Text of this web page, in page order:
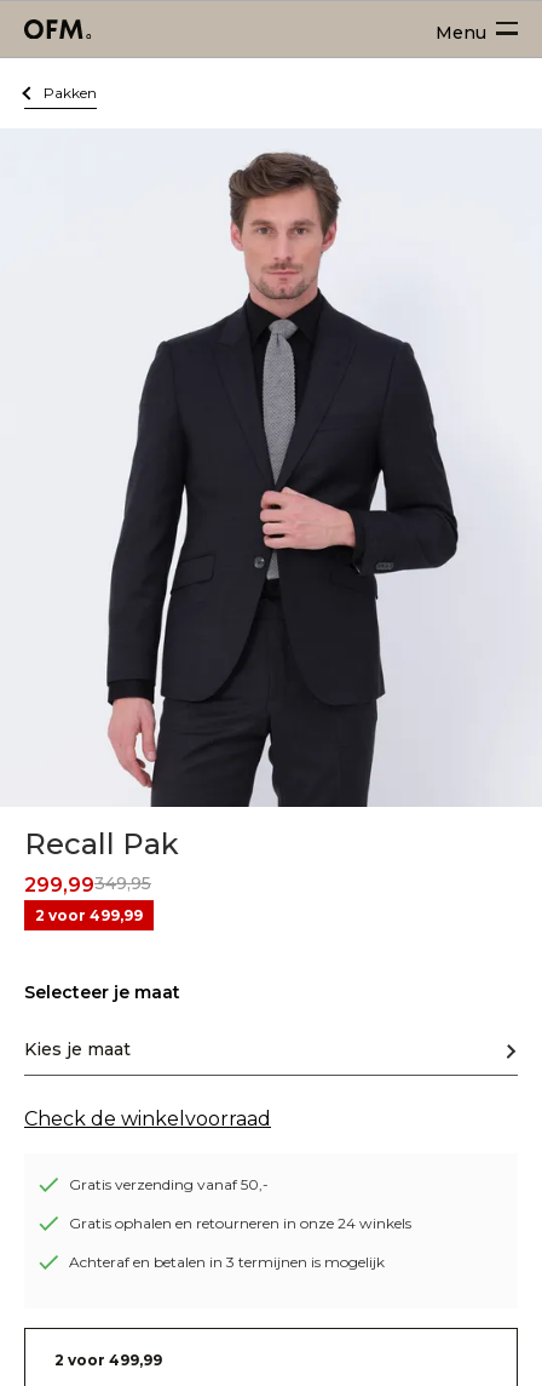
Menu
Pakken
Recall Pak
349,95
299,99
2 voor 499,99
Selecteer je maat
Kies je maat
Check de winkelvoorraad
Gratis verzending vanaf 50,-
Gratis ophalen en retourneren in onze 24 winkels
Achteraf en betalen in 3 termijnen is mogelijk
2 voor 499,99